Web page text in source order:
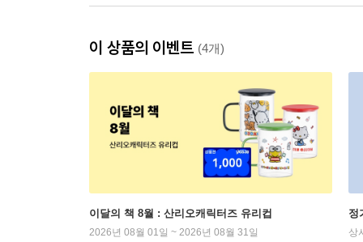
이 상품의 이벤트 (4개)
이달의 책 8월 : 산리오캐릭터즈 유리컵
2026년 08월 01일 ~ 2026년 08월 31일
정
상